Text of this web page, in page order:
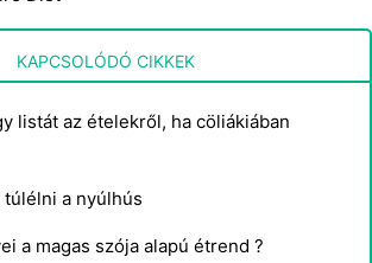
el a legnagyobb súlyt az indukciós
KAPCSOLÓDÓ CIKKEK
listát az ételekről, ha cöliákiában
a nyúlhús
a magas szója alapú étrend ?